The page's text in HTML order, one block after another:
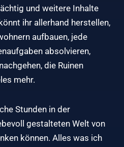
und weitere Inhalte
ihr allerhand herstellen,
aufbauen, jede
absolvieren,
die Ruinen
mehr.
Stunden in der
gestalteten Welt von
können. Alles was ich